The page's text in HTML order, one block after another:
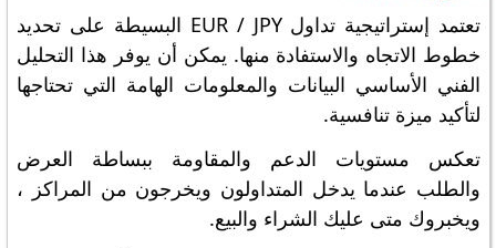
تعتمد إستراتيجية تداول EUR / JPY البسيطة على تحديد
خطوط الاتجاه والاستفادة منها. يمكن أن يوفر هذا التحليل
الفني الأساسي البيانات والمعلومات الهامة التي تحتاجها
لتأكيد ميزة تنافسية.
تعكس مستويات الدعم والمقاومة ببساطة العرض
والطلب عندما يدخل المتداولون ويخرجون من المراكز ،
ويخبروك متى عليك الشراء والبيع.